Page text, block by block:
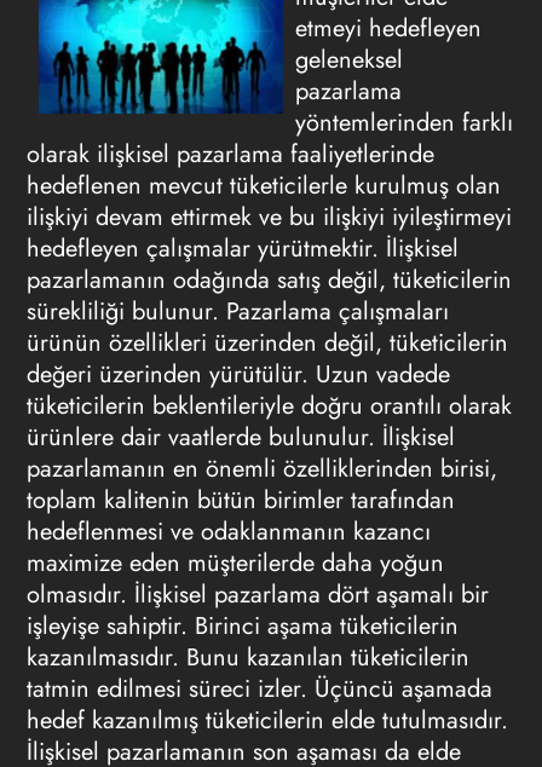
etmeyi hedefleyen
geleneksel
pazarlama
yöntemlerinden farklı
olarak ilişkisel pazarlama faaliyetlerinde
hedeflenen mevcut tüketicilerle kurulmuş olan
ilişkiyi devam ettirmek ve bu ilişkiyi iyileştirmeyi
hedefleyen çalışmalar yürütmektir. İlişkisel
pazarlamanın odağında satış değil, tüketicilerin
sürekliliği bulunur. Pazarlama çalışmaları
ürünün özellikleri üzerinden değil, tüketicilerin
değeri üzerinden yürütülür. Uzun vadede
tüketicilerin beklentileriyle doğru orantılı olarak
ürünlere dair vaatlerde bulunulur. İlişkisel
pazarlamanın en önemli özelliklerinden birisi,
toplam kalitenin bütün birimler tarafından
hedeflenmesi ve odaklanmanın kazancı
maximize eden müşterilerde daha yoğun
olmasıdır. İlişkisel pazarlama dört aşamalı bir
işleyişe sahiptir. Birinci aşama tüketicilerin
kazanılmasıdır. Bunu kazanılan tüketicilerin
tatmin edilmesi süreci izler. Üçüncü aşamada
hedef kazanılmış tüketicilerin elde tutulmasıdır.
İlişkisel pazarlamanın son aşaması da elde